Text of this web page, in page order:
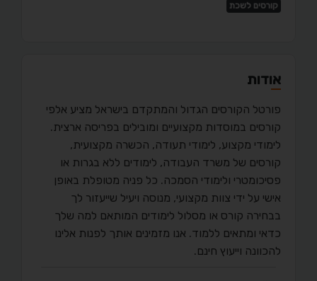
קורסים לשכת
אודות
פורטל הקורסים הגדול והמתקדם בישראל מציע אלפי
קורסים במוסדות מקצועיים ומובילים בפריסה ארצית.
לימודי מקצוע, לימודי תעודה, הכשרה מקצועית,
קורסים של משרד העבודה, לימודים ללא בגרות או
פסיכומטרי ולימודי הסמכה. כל פניה מטופלת באופן
אישי על ידי צוות מקצועי, מנוסה ויעיל שייעזור לך
בבחירה קורס או מסלול לימודים המותאם למה שלך
כדאי ומתאים ללמוד. אנו מזמינים אותך לפנות אלינו
להכוונה וייעוץ חינם.